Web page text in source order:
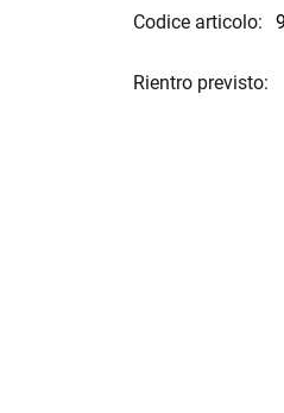
Codice articolo:
Rientro previsto: